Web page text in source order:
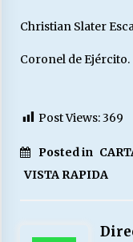
Christian Slater
Coronel de Ejército.
Post Views:369
Posted in
VISTA RAPIDA